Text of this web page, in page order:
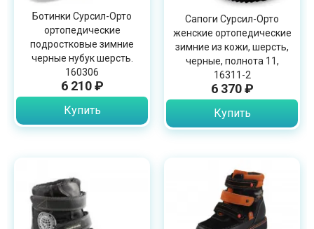
Ботинки Сурсил-Орто
ортопедические
подростковые зимние
черные нубук шерсть.
160306
6 210 ₽
Купить
Сапоги Сурсил-Орто
женские ортопедические
зимние из кожи, шерсть,
черные, полнота 11,
16311-2
6 370 ₽
Купить